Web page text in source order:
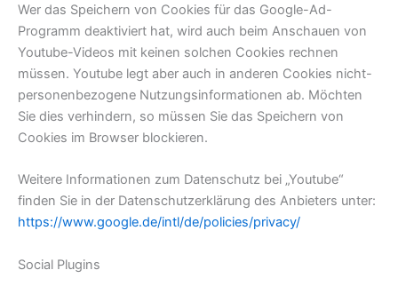
Wer das Speichern von Cookies für das Google-Ad-
Programm deaktiviert hat, wird auch beim Anschauen von
Youtube-Videos mit keinen solchen Cookies rechnen
müssen. Youtube legt aber auch in anderen Cookies nicht-
personenbezogene Nutzungsinformationen ab. Möchten
Sie dies verhindern, so müssen Sie das Speichern von
Cookies im Browser blockieren.
Weitere Informationen zum Datenschutz bei „Youtube“
finden Sie in der Datenschutzerklärung des Anbieters unter:
https://www.google.de/intl/de/policies/privacy/
Social Plugins